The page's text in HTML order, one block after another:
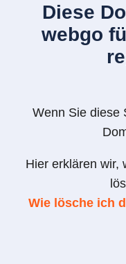
Diese
webgo
Wenn Sie diese
Hier erklären wir,
Wie lösche ich